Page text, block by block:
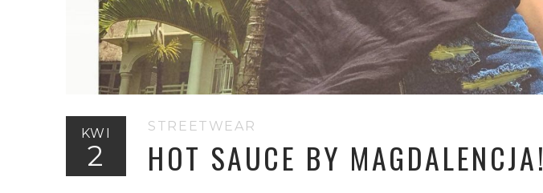
KWI
2
STREETWEAR
HOT SAUCE BY MAGDALENCJA!